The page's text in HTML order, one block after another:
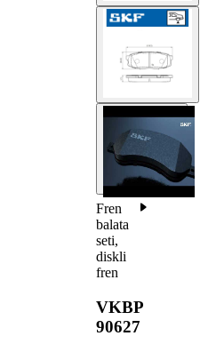
Fren
balata
seti,
diskli
fren
VKBP
90627